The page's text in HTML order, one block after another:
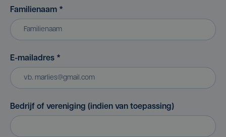
Familienaam *
E-mailadres *
Bedrijf of vereniging (indien van toepassing)